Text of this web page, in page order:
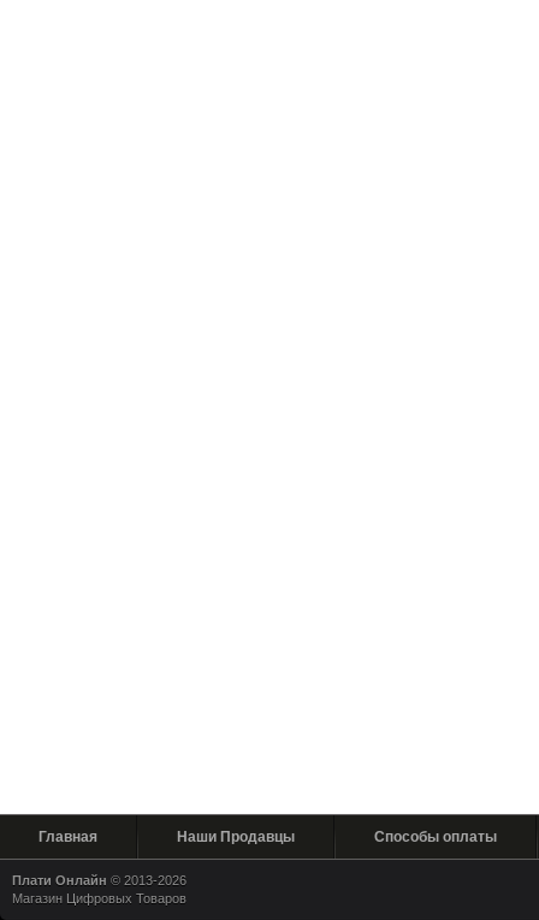
Главная Наши Продавцы Способы оплаты
Плати Онлайн © 2013-2026
Магазин Цифровых Товаров